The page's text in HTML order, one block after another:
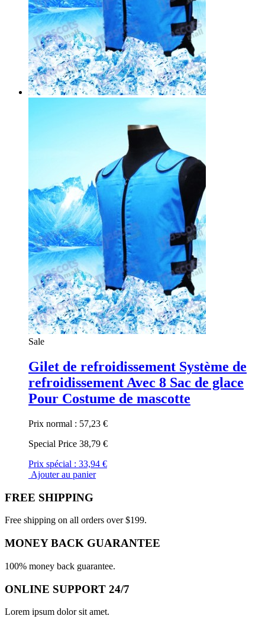
Sale
Gilet de refroidissement Système de
refroidissement Avec 8 Sac de glace
Pour Costume de mascotte
Prix normal : 57,23 €
Special Price 38,79 €
Prix spécial : 33,94 €
Ajouter au panier
FREE SHIPPING
Free shipping on all orders over $199.
MONEY BACK GUARANTEE
100% money back guarantee.
ONLINE SUPPORT 24/7
Lorem ipsum dolor sit amet.